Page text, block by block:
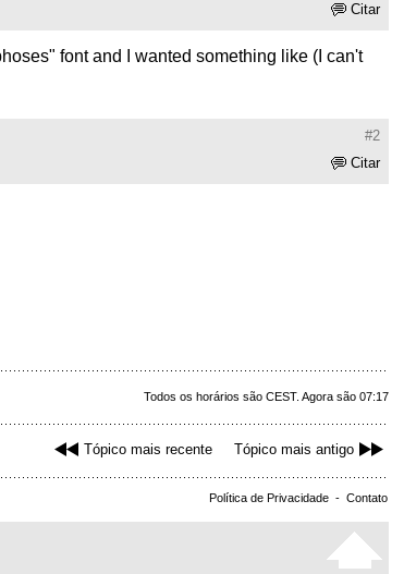
Citar
font and I wanted something like (I can't
#2
Citar
Todos os horários são CEST. Agora são 07:17
Tópico mais recente Tópico mais antigo
Política de Privacidade - Contato